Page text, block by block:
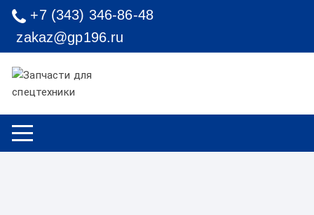
Перейти к содержимому
+7 (343) 346-86-48
zakaz@gp196.ru